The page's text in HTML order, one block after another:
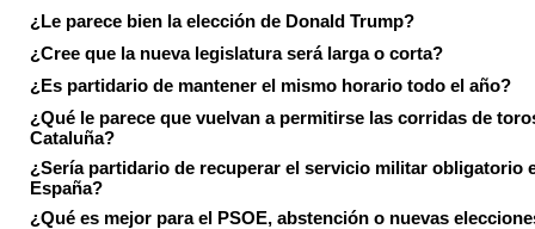
¿Le parece bien la elección de Donald Trump?
¿Cree que la nueva legislatura será larga o corta?
¿Es partidario de mantener el mismo horario todo el año?
¿Qué le parece que vuelvan a permitirse las corridas de
Cataluña?
¿Sería partidario de recuperar el servicio militar obligatorio
España?
¿Qué es mejor para el PSOE, abstención o nuevas